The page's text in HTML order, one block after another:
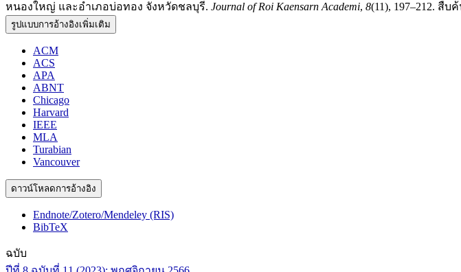
หนองใหญ่ และอำเภอบ่อทอง จังหวัดชลบุรี. Journal of Roi Kaensarn Academi, 8(11), 197–212. สืบ
รูปแบบการอ้างอิงเพิ่มเติม
ACM
ACS
APA
ABNT
Chicago
Harvard
IEEE
MLA
Turabian
Vancouver
ดาวน์โหลดการอ้างอิง
Endnote/Zotero/Mendeley (RIS)
BibTeX
ฉบับ